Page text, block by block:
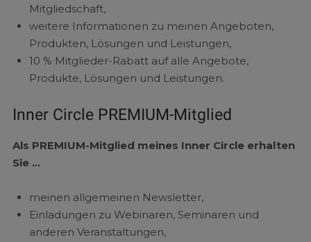
Mitgliedschaft,
weitere Informationen zu meinen Angeboten,
Produkten, Lösungen und Leistungen,
10 % Mitglieder-Rabatt auf alle Angebote,
Produkte, Lösungen und Leistungen.
Inner Circle PREMIUM-Mitglied
Als PREMIUM-Mitglied meines Inner Circle erhalten
Sie …
meinen allgemeinen Newsletter,
Einladungen zu Webinaren, Seminaren und
anderen Veranstaltungen,